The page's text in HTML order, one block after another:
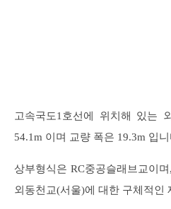
고속국도1호선에 위치해 있는
54.1m 이며 교량 폭은 19.3m 입니
상부형식은 RC중공슬래브교이
외동천교(서울)에 대한 구체적인